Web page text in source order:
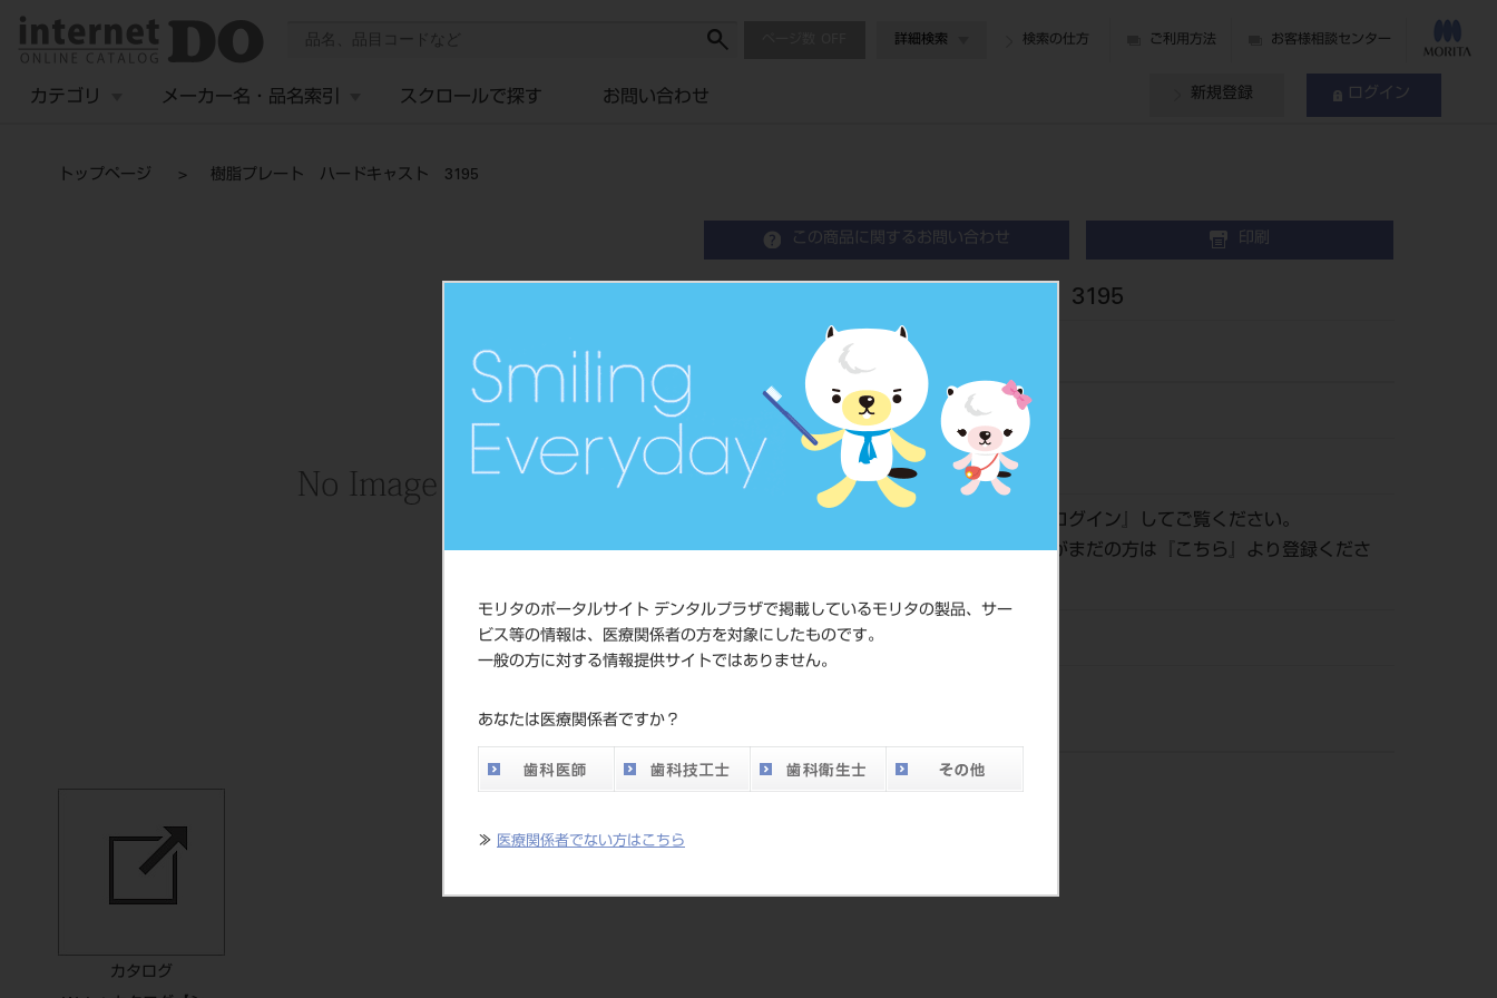
モリタのポータルサイト デンタルプラザで掲載しているモリタの製品、サー
ビス等の情報は、医療関係者の方を対象にしたものです。
一般の方に対する情報提供サイトではありません。
あなたは医療関係者ですか？
≫ 医療関係者でない方はこちら
詳細検索 検索の仕方 ご利用方法 お客様相談センター
カテゴリ メーカー名・品名索引 スクロールで探す お問い合わせ 新規登録 ログイン
トップページ 樹脂プレート ハードキャスト 3195
この商品に関するお問い合わせ 印刷
樹脂プレート ハードキャスト 3195
品目コード 206360101
JAN/EANコード 4571185644151
標準価格
ログイン 』してご覧ください。
ネット会員登録がまだの方は『
こちら
』より登録くださ
メーカー
カタログ